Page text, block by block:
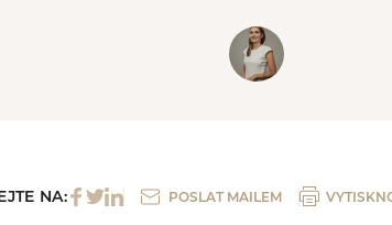
NA: POSLAT MAILEM